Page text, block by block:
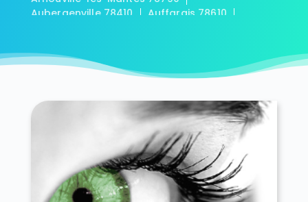
Aubergenville 78410
Auffargis 78610
Autouillet 78770
Bazainville 78550
Bazemont 78580
Béhoust 78910
Bennecourt 78270
Beynes 78650
Blaru 78270
Boinville-en-Mantois 78930
Boinville-le-Gaillard 78660
Boinvilliers 78200
Bois-d'Arcy 78390
Boissets 78910
La Boissière-École 78125
Boissy-Mauvoisin 78200